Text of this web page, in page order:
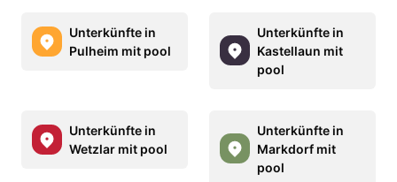
Unterkünfte in
Pulheim mit pool
Unterkünfte in
Kastellaun mit
pool
Unterkünfte in
Wetzlar mit pool
Unterkünfte in
Markdorf mit
pool